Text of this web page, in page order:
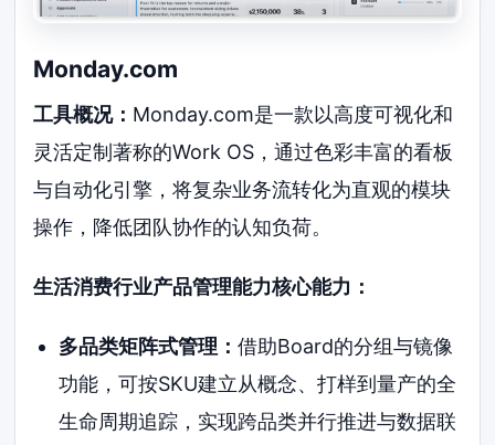
Monday.com
工具概况： Monday.com是一款以高度可视化和
灵活定制著称的Work OS，通过色彩丰富的看板
与自动化引擎，将复杂业务流转化为直观的模块
操作，降低团队协作的认知负荷。
生活消费行业产品管理能力核心能力：
多品类矩阵式管理： 借助Board的分组与镜像
功能，可按SKU建立从概念、打样到量产的全
生命周期追踪，实现跨品类并行推进与数据联